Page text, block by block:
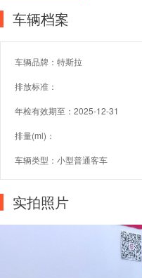
车辆档案
车辆品牌：特斯拉
排放标准：
年检有效期至：2025-12-31
排量(ml)：
车辆类型：小型普通客车
实拍照片